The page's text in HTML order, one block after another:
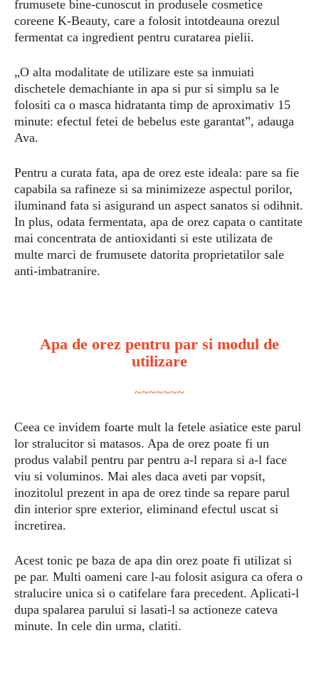
frumusete bine-cunoscut in produsele cosmetice
coreene K-Beauty, care a folosit intotdeauna orezul
fermentat ca ingredient pentru curatarea pielii.
„O alta modalitate de utilizare este sa inmuiati
dischetele demachiante in apa si pur si simplu sa le
folositi ca o masca hidratanta timp de aproximativ 15
minute: efectul fetei de bebelus este garantat”, adauga
Ava.
Pentru a curata fata, apa de orez este ideala: pare sa fie
capabila sa rafineze si sa minimizeze aspectul porilor,
iluminand fata si asigurand un aspect sanatos si odihnit.
In plus, odata fermentata, apa de orez capata o cantitate
mai concentrata de antioxidanti si este utilizata de
multe marci de frumusete datorita proprietatilor sale
anti-imbatranire.
Apa de orez pentru par si modul de
utilizare
~~~~~~~
Ceea ce invidem foarte mult la fetele asiatice este parul
lor stralucitor si matasos. Apa de orez poate fi un
produs valabil pentru par pentru a-l repara si a-l face
viu si voluminos. Mai ales daca aveti par vopsit,
inozitolul prezent in apa de orez tinde sa repare parul
din interior spre exterior, eliminand efectul uscat si
incretirea.
Acest tonic pe baza de apa din orez poate fi utilizat si
pe par. Multi oameni care l-au folosit asigura ca ofera o
stralucire unica si o catifelare fara precedent. Aplicati-l
dupa spalarea parului si lasati-l sa actioneze cateva
minute. In cele din urma, clatiti.